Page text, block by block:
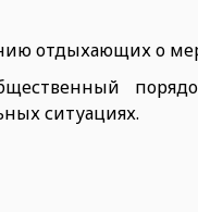
отдыхающих о
ситуациях.